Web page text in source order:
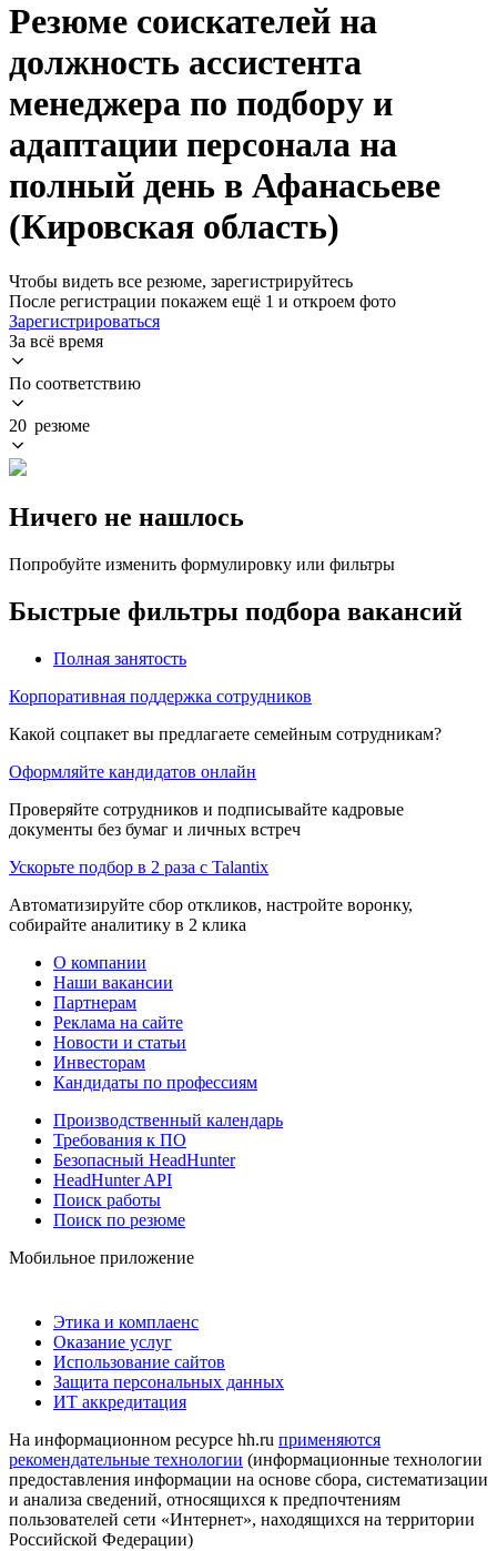
Резюме соискателей на
должность ассистента
менеджера по подбору и
адаптации персонала на
полный день в Афанасьеве
(Кировская область)
Чтобы видеть все резюме, зарегистрируйтесь
После регистрации покажем ещё 1 и откроем фото
Зарегистрироваться
За всё время
По соответствию
20 резюме
Ничего не нашлось
Попробуйте изменить формулировку или фильтры
Быстрые фильтры подбора вакансий
Полная занятость
Корпоративная поддержка сотрудников
Какой соцпакет вы предлагаете семейным сотрудникам?
Оформляйте кандидатов онлайн
Проверяйте сотрудников и подписывайте кадровые
документы без бумаг и личных встреч
Ускорьте подбор в 2 раза с Talantix
Автоматизируйте сбор откликов, настройте воронку,
собирайте аналитику в 2 клика
О компании
Наши вакансии
Партнерам
Реклама на сайте
Новости и статьи
Инвесторам
Кандидаты по профессиям
Производственный календарь
Требования к ПО
Безопасный HeadHunter
HeadHunter API
Поиск работы
Поиск по резюме
Мобильное приложение
Этика и комплаенс
Оказание услуг
Использование сайтов
Защита персональных данных
ИТ аккредитация
На информационном ресурсе hh.ru применяются
рекомендательные технологии (информационные технологии
предоставления информации на основе сбора, систематизации
и анализа сведений, относящихся к предпочтениям
пользователей сети «Интернет», находящихся на территории
Российской Федерации)